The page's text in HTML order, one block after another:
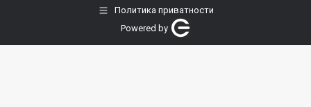
Политика приватности
Powered by